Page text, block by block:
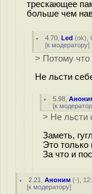
трескающее
больше чем
4.70 ,Led (ok),
[к модератору]
> Потому что
Не льсти
5.98 ,
[к
> Не льсти
Заметь,
Это только
За что и
2.21 ,Аноним (-),
[к модератору]